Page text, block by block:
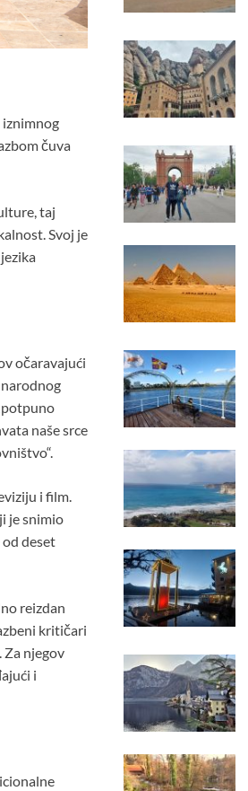
iznimnog
čuva
taj
Svoj je
očaravajući
naše srce
i film.
je snimio
deset
reizdan
kritičari
Za njegov
i